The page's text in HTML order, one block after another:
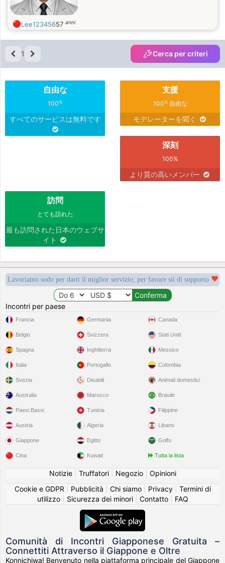
Lee12345657 anni
1 Cerca per criteri
自由な
100%
すべてのサービスは無料です
支援
100%自由な
モデレーターを聞く
深刻
100%
より質の高いメンバー
訪問
とても訪れた
最も訪問された日本のウェブサ
イト
Lavoriamo sodo per darti il miglior servizio, per favore sii di supporto
Incontri per paese
Francia
Belgio
Spagna
Italia
Svezia
Germania
Svizzera
Inghilterra
Portogallo
Disabili
Canada
Stati Uniti
Messico
Colombia
Animali domestici
Australia
Paesi Bassi
Austria
Giappone
Cina
Marocco
Tunisia
Algeria
Egitto
Kuwait
Brasile
Filippine
Libano
Golfo
Tutta la lista
Notizie| Truffatori| Negozio| Opinioni
Cookie e GDPR
Pubblicità Chi siamo| Privacy| Termini di
utilizzo| Sicurezza dei minori| Contatto| FAQ
Comunità di Incontri Giapponese Gratuita –
Connettiti Attraverso il Giappone e Oltre
Konnichiwa! Benvenuto nella piattaforma principale del Giappone